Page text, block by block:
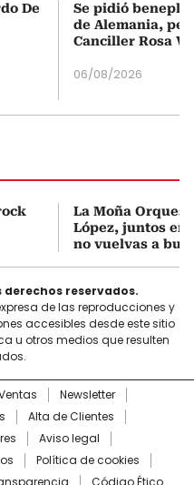
De
Se pidió
de Alemania,
Canciller Rosa
06/08/2026
La Moña
López, juntos en
no vuelvas a
derechos reservados.
de las reproducciones y
accesibles desde este sitio
u otros medios que resulten
Newsletter
Alta de Clientes
Aviso legal
Política de cookies